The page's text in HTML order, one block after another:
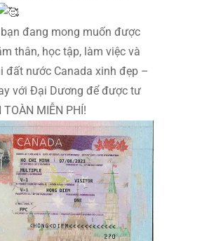
bạn đang mong muốn được
thân, học tập, làm việc và
đất nước Canada xinh đẹp –
với Đại Dương để được tư
TOÀN MIỄN PHÍ!